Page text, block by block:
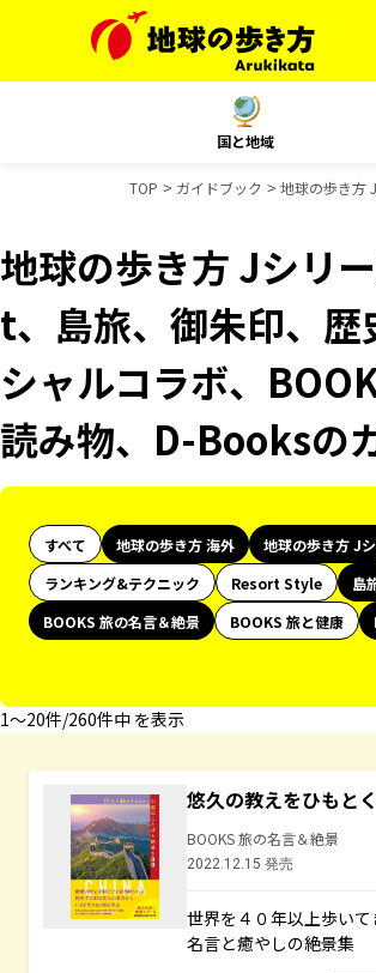
国と地域
TOP ガイドブック 地球の歩き方
地球の歩き方 Jシリ
t、島旅、御朱印、歴
シャルコラボ、
読み物、D-Booksの
すべて 地球の歩き方 海外 地球の歩き方 Jシ
ランキング&テクニック
Resort Style 島
BOOKS 旅の名言＆絶景
BOOKS 旅と健康
1〜20件/260件中 を表示
悠久の教えをひもと
BOOKS 旅の名言＆絶景
2022.12.15 発売
世界を４０年以上歩い
名言と癒やしの絶景集